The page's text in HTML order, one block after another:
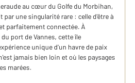
au cœur du Golfe du Morbihan,
par une singularité rare : celle d'être à
parfaitement connectée. À
port de Vannes, cette île
unique d'un havre de paix
jamais bien loin et où les paysages
marées.